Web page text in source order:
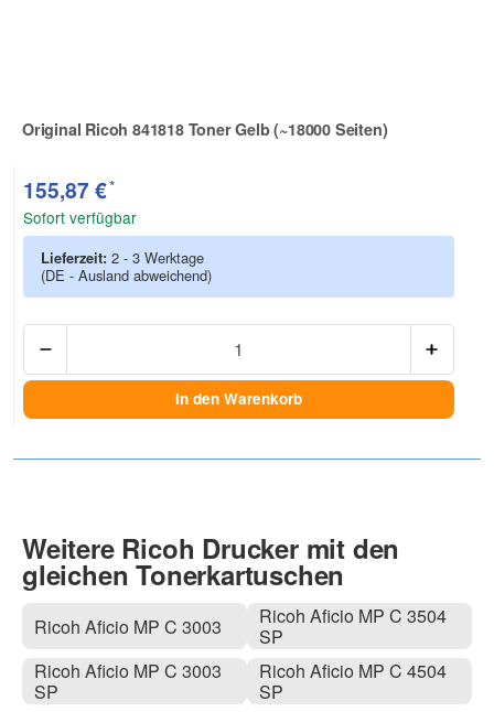
Original Ricoh 841818 Toner Gelb (~18000 Seiten)
Zur Artikelbewertung
155,87 €*
Sofort verfügbar
Lieferzeit: 2 - 3 Werktage
(DE - Ausland abweichend)
In den Warenkorb
Weitere Ricoh Drucker mit den
gleichen Tonerkartuschen
Ricoh Aficio MP C 3003
Ricoh Aficio MP C 3003
SP
Ricoh Aficio MP C 3504
SP
Ricoh Aficio MP C 4504
SP